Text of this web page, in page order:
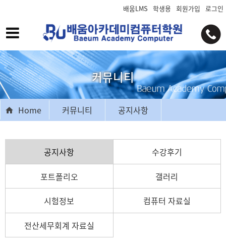
배움LMS 학생용 회원가입 로그인
커뮤니티
Home 커뮤니티 공지사항
공지사항 수강후기
포트폴리오 갤러리
시험정보 컴퓨터 자료실
전산세무회계 자료실